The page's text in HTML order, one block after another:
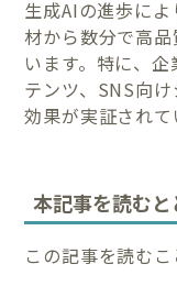
生成AIの進歩に
材から数分で高
います。特に、
テンツ、SNS向
効果が実証されて
本記事を読む
この記事を読む